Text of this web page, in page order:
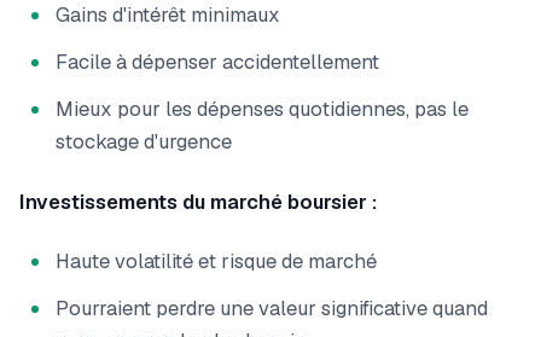
Gains d'intérêt minimaux
Facile à dépenser accidentellement
Mieux pour les dépenses quotidiennes, pas le
stockage d'urgence
Investissements du marché boursier :
Haute volatilité et risque de marché
Pourraient perdre une valeur significative quand